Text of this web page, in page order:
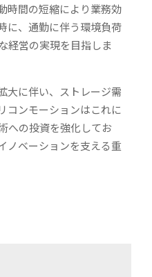
時間の短縮により業務効
に、通勤に伴う環境負荷
経営の実現を目指しま
大に伴い、ストレージ需
コンモーションはこれに
への投資を強化してお
ノベーションを支える重